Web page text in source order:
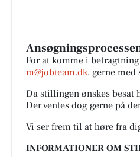
For at komme i
m@jobteam.dk, gerne
Da stillingen ønskes
Der ventes dog gerne på
Vi ser frem til at høre fra
INFORMATIONER OM